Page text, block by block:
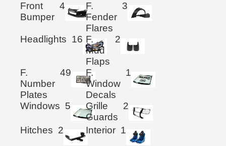
Front
Bumper
4
F.
Fender
Flares
3
Headlights 16 F.
Mud
Flaps
2
F.
Number
Plates
49
F.
Window
Decals
1
Windows 5
Grille
Guards
2
Hitches 2 Interior 1